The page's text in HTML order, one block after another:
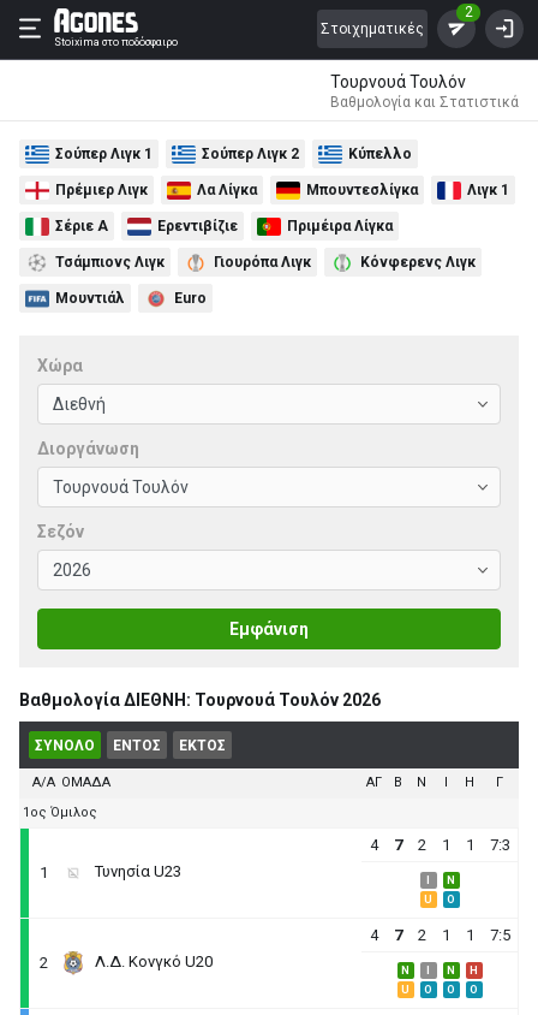
Stoixima στο ποδόσφαιρο
Στοιχηματικές
2
Τουρνουά Τουλόν
Βαθμολογία και Στατιστικά
Σούπερ Λιγκ 1 Σούπερ Λιγκ 2 Κύπελλο
Πρέμιερ Λιγκ Λα Λίγκα Μπουντεσλίγκα Λιγκ 1
Σέριε Α Ερεντιβίζιε Πριμέιρα Λίγκα
Τσάμπιονς Λιγκ Γιουρόπα Λιγκ Κόνφερενς Λιγκ
Μουντιάλ Euro
Χώρα
Διοργάνωση
Σεζόν
Εμφάνιση
Βαθμολογία ΔΙΕΘΝΗ: Τουρνουά Τουλόν 2026
ΣΥΝΟΛΟ ΕΝΤΟΣ ΕΚΤΟΣ
Α/Α ΟΜΑΔΑ ΑΓ B N I H
Γ
1ος Όμιλος
1 Τυνησία U23
4 7 2 1 1 7:3
N
U
O
2 Λ.Δ. Κονγκό U20
4 7 2 1 1 7:5
N N
H
U
O O O